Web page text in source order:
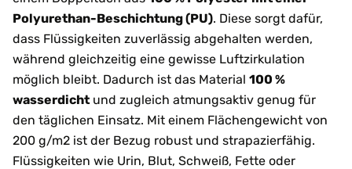
Polyurethan-Beschichtung (PU). Diese sorgt dafür,
dass Flüssigkeiten zuverlässig abgehalten werden,
während gleichzeitig eine gewisse Luftzirkulation
möglich bleibt. Dadurch ist das Material 100 %
wasserdicht und zugleich atmungsaktiv genug für
den täglichen Einsatz. Mit einem Flächengewicht von
200 g/m2 ist der Bezug robust und strapazierfähig.
Flüssigkeiten wie Urin, Blut, Schweiß, Fette oder